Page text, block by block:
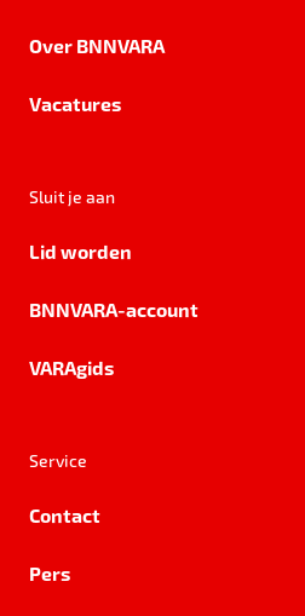
Over BNNVARA
Vacatures
Sluit je aan
Lid worden
BNNVARA-account
VARAgids
Service
Contact
Pers